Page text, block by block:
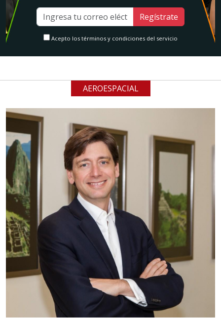
Regístrate
Acepto los términos y condiciones del servicio
AEROESPACIAL